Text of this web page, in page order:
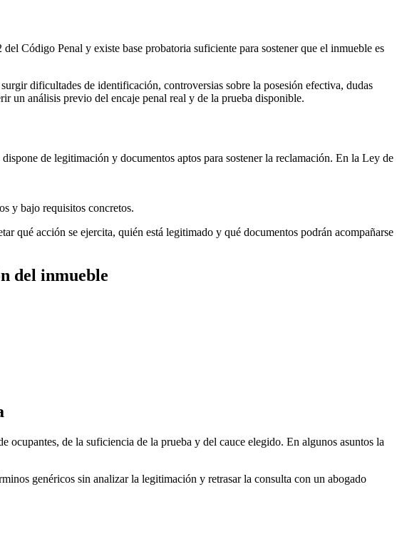
Código Penal y existe base probatoria suficiente para sostener que el inmueble es
dificultades de identificación, controversias sobre la posesión efectiva, dudas
un análisis previo del encaje penal real y de la prueba disponible.
de legitimación y documentos aptos para sostener la reclamación. En la Ley de
y bajo requisitos concretos.
qué acción se ejercita, quién está legitimado y qué documentos podrán acompañarse
del inmueble
de la suficiencia de la prueba y del cauce elegido. En algunos asuntos la
genéricos sin analizar la legitimación y retrasar la consulta con un abogado